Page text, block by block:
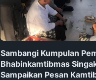
Sambangi Kumpulan
Bhabinkamtibmas
Sampaikan Pesan